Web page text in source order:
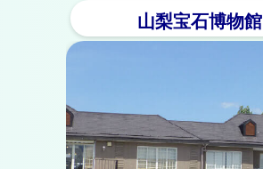
山梨宝石博物館